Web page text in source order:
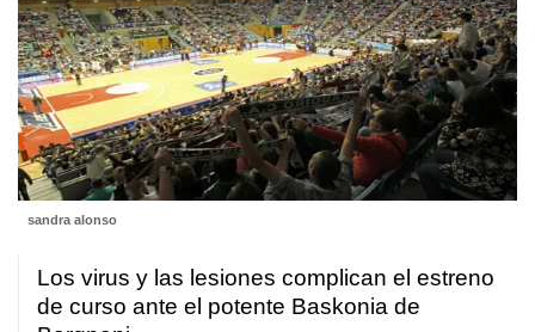
sandra alonso
Los virus y las lesiones complican el estreno
de curso ante el potente Baskonia de